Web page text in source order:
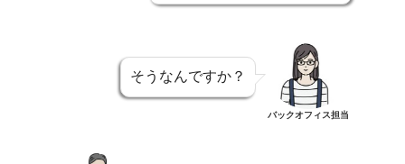
そうなんですか？
バックオフィス担当